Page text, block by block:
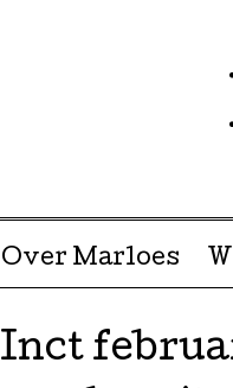
Menu ☰
Skip to content
Over Marloes
Inct